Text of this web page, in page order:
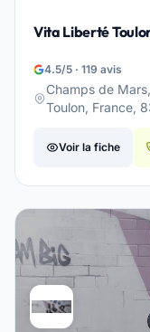
Vita Liberté
4.5/5 · 119 avis
Champs de
Toulon, France,
Voir la fiche